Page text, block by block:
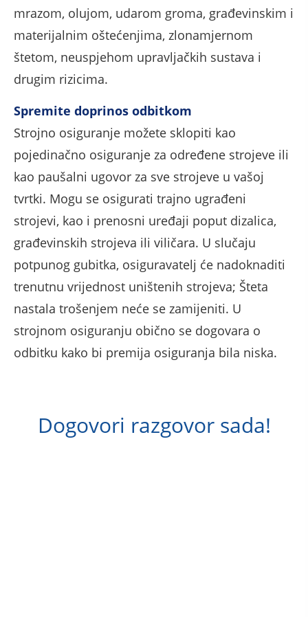
mrazom, olujom, udarom groma, građevinskim i
materijalnim oštećenjima, zlonamjernom
štetom, neuspjehom upravljačkih sustava i
drugim rizicima.
Spremite doprinos odbitkom
Strojno osiguranje možete sklopiti kao
pojedinačno osiguranje za određene strojeve ili
kao paušalni ugovor za sve strojeve u vašoj
tvrtki. Mogu se osigurati trajno ugrađeni
strojevi, kao i prenosni uređaji poput dizalica,
građevinskih strojeva ili viličara. U slučaju
potpunog gubitka, osiguravatelj će nadoknaditi
trenutnu vrijednost uništenih strojeva; Šteta
nastala trošenjem neće se zamijeniti. U
strojnom osiguranju obično se dogovara o
odbitku kako bi premija osiguranja bila niska.
Dogovori razgovor sada!